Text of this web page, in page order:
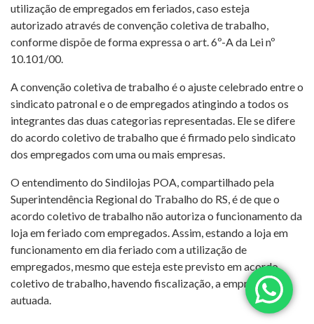
utilização de empregados em feriados, caso esteja
autorizado através de convenção coletiva de trabalho,
conforme dispõe de forma expressa o art. 6º-A da Lei nº
10.101/00.
A convenção coletiva de trabalho é o ajuste celebrado entre o
sindicato patronal e o de empregados atingindo a todos os
integrantes das duas categorias representadas. Ele se difere
do acordo coletivo de trabalho que é firmado pelo sindicato
dos empregados com uma ou mais empresas.
O entendimento do Sindilojas POA, compartilhado pela
Superintendência Regional do Trabalho do RS, é de que o
acordo coletivo de trabalho não autoriza o funcionamento da
loja em feriado com empregados. Assim, estando a loja em
funcionamento em dia feriado com a utilização de
empregados, mesmo que esteja este previsto em acordo
coletivo de trabalho, havendo fiscalização, a empresa será
autuada.